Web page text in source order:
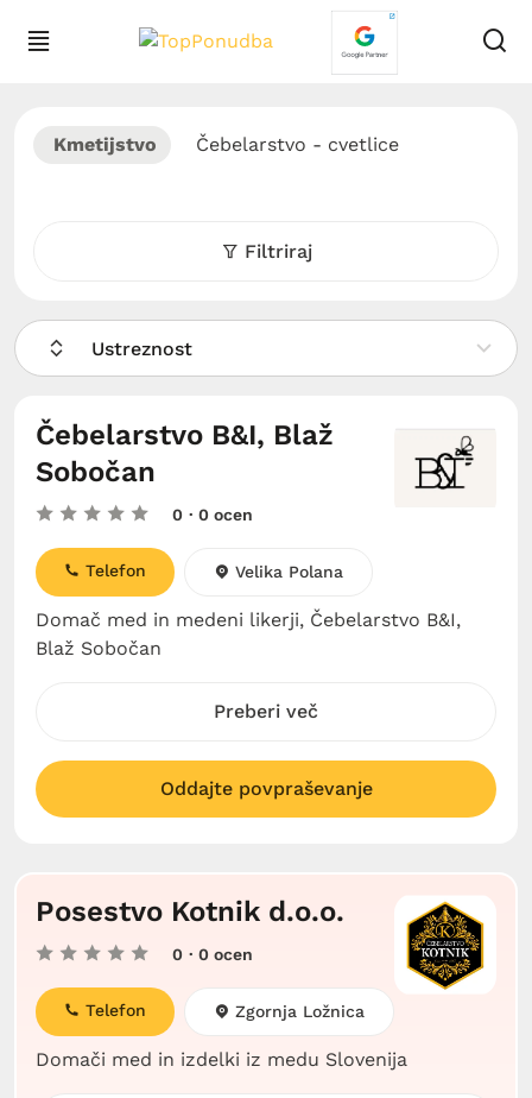
Kmetijstvo Čebelarstvo - cvetlice
Filtriraj
Ustreznost
Čebelarstvo B&I, Blaž
Sobočan
0 · 0 ocen
Domač med in medeni likerji, Čebelarstvo B&I,
Blaž Sobočan
Telefon Velika Polana
Preberi več
Oddajte povpraševanje
Posestvo Kotnik d.o.o.
0 · 0 ocen
Domači med in izdelki iz medu Slovenija
Telefon Zgornja Ložnica